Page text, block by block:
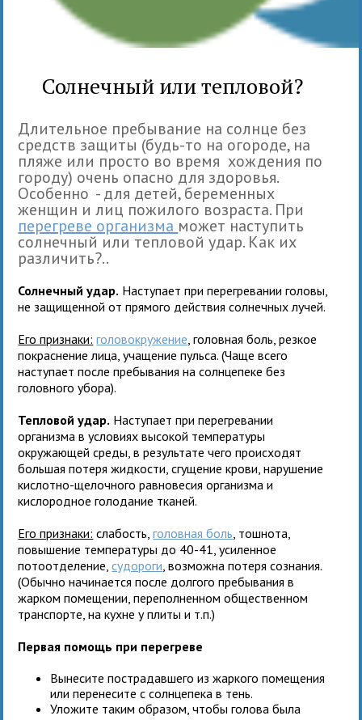
Солнечный или тепловой?
Длительное пребывание на солнце без
средств защиты (будь-то на огороде, на
пляже или просто во время хождения по
городу) очень опасно для здоровья.
Особенно - для детей, беременных
женщин и лиц пожилого возраста. При
перегреве организма может наступить
солнечный или тепловой удар. Как их
различить?..
Солнечный удар. Наступает при перегревании головы,
не защищенной от прямого действия солнечных лучей.
Его признаки: головокружение , головная боль, резкое
покраснение лица, учащение пульса. (Чаще всего
наступает после пребывания на солнцепеке без
головного убора).
Тепловой удар. Наступает при перегревании
организма в условиях высокой температуры
окружающей среды, в результате чего происходят
большая потеря жидкости, сгущение крови, нарушение
кислотно-щелочного равновесия организма и
кислородное голодание тканей.
Его признаки: слабость,головная боль , тошнота,
повышение температуры до 40-41, усиленное
потоотделение,судороги , возможна потеря сознания.
(Обычно начинается после долгого пребывания в
жарком помещении, переполненном общественном
транспорте, на кухне у плиты и т.п.)
Первая помощь при перегреве
Вынесите пострадавшего из жаркого помещения
или перенесите с солнцепека в тень.
Уложите таким образом, чтобы голова была